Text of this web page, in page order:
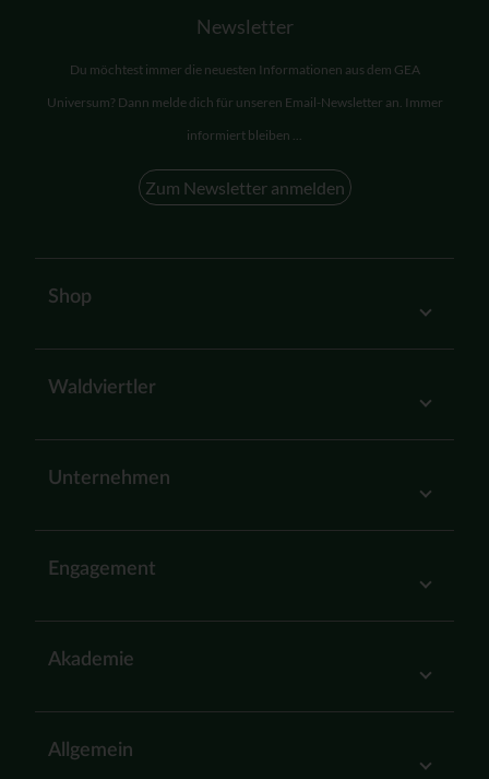
Newsletter
Du möchtest immer die neuesten Informationen aus dem GEA
Universum? Dann melde dich für unseren Email-Newsletter an. Immer
informiert bleiben ...
Zum Newsletter anmelden
Shop
Waldviertler
Unternehmen
Engagement
Akademie
Allgemein